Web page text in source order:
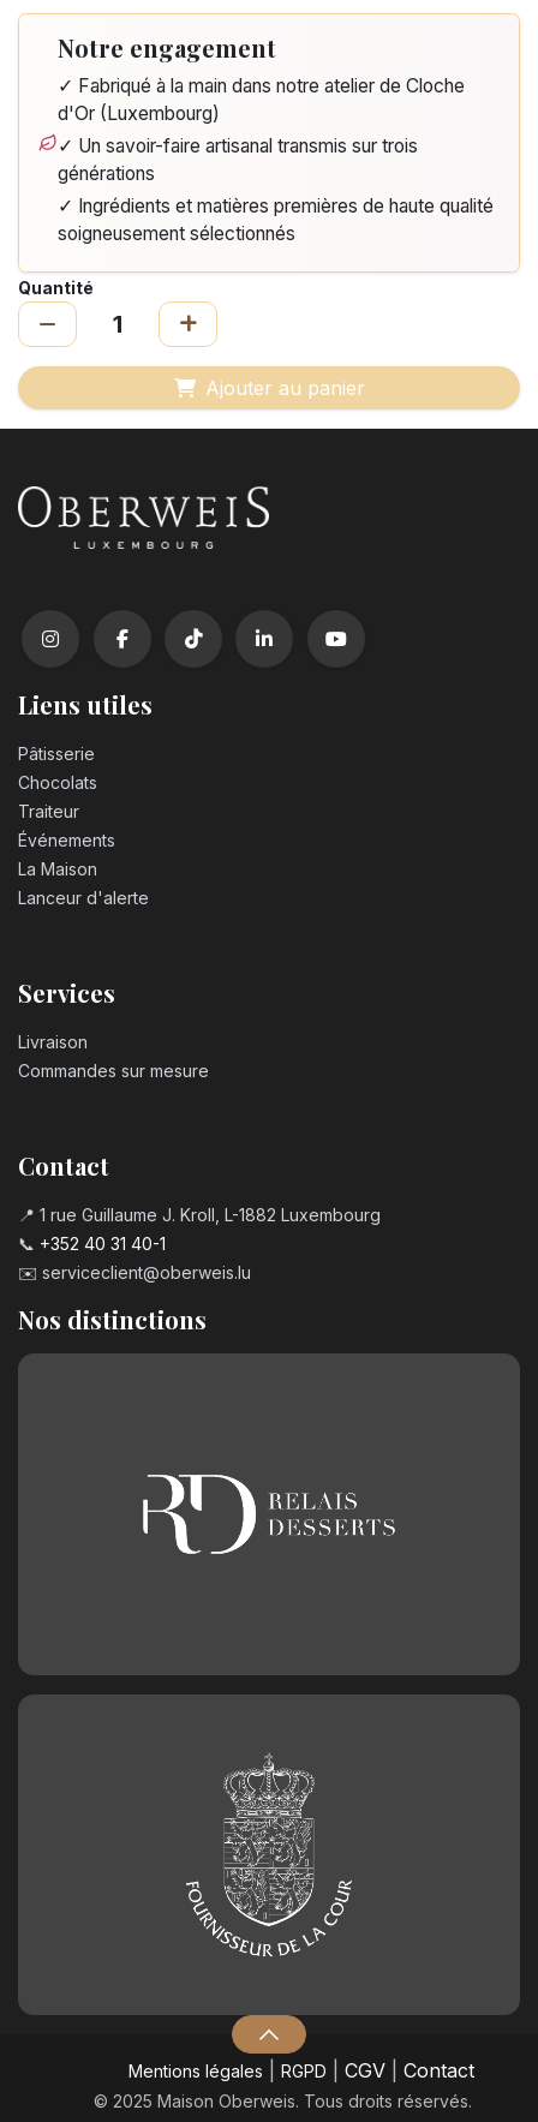
Notre engagement
✓ Fabriqué à la main dans notre atelier de Cloche
d'Or (Luxembourg)
✓ Un savoir-faire artisanal transmis sur trois
générations
✓ Ingrédients et matières premières de haute qualité
soigneusement sélectionnés
Quantité
Ajouter au panier
Liens utiles
Pâtisserie
Chocolats
Traiteur
Événements
La Maison
Lanceur d'alerte
Services
Livraison
Commandes sur mesure
Contact
📍 1 rue Guillaume J. Kroll, L-1882 Luxembourg
📞 +352 40 31 40-1
✉️ serviceclient@oberweis.lu
Nos distinctions
Mentions légales RGPD CGV| Contact
© 2025 Maison Oberweis. Tous droits réservés.